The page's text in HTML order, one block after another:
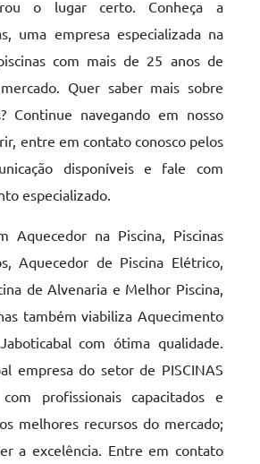
o lugar certo. Conheça a
uma empresa especializada na
com mais de 25 anos de
Quer saber mais sobre
Continue navegando em nosso
entre em contato conosco pelos
disponíveis e fale com
especializado.
Aquecedor na Piscina, Piscinas
Aquecedor de Piscina Elétrico,
de Alvenaria e Melhor Piscina,
também viabiliza Aquecimento
com ótima qualidade.
empresa do setor de PISCINAS
profissionais capacitados e
melhores recursos do mercado;
a excelência. Entre em contato